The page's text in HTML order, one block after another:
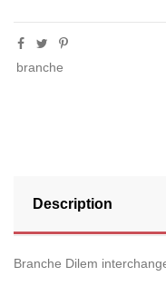
branche
Description
Branche Dilem